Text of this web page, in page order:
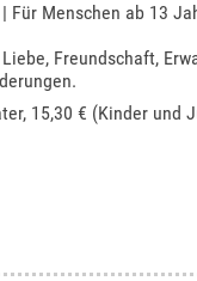
Für Menschen ab 13
Freundschaft,
, 15,30 € (Kinder und